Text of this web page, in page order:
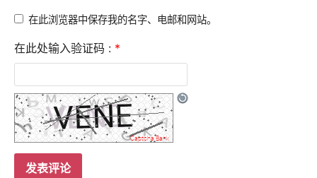
在此浏览器中保存我的名字、电邮和网站。
在此处输入验证码 : *